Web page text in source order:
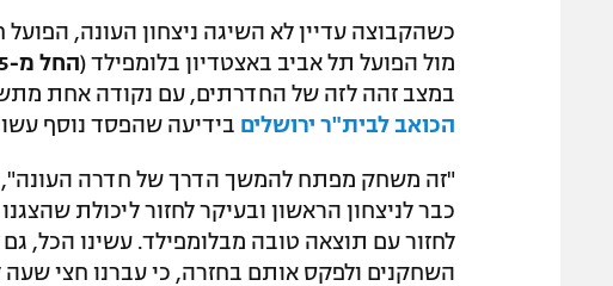
כשהקבוצה עדיין לא השיגה ניצחון העונה,
מול הפועל תל אביב באצטדיון בלומפילד (החל מ-20:15, שידור ישיר בספורט1)
במצב זהה לזה של החדרתים, עם נקודה אחת
הכואב לבית"ר ירושלים בידיעה שהפסד נוסף
"זה משחק מפתח להמשך הדרך של חדרה
כבר לניצחון הראשון ובעיקר לחזור ליכולת
לחזור עם תוצאה טובה מבלומפילד. עשינו הכל, גם
השחקנים ולפקס אותם בחזרה, כי עברנו חצי שעה